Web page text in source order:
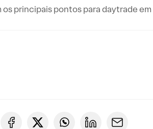
principais pontos para daytrade